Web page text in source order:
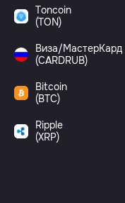
Toncoin
(TON)
Виза/МастерКард
(CARDRUB)
Bitcoin
(BTC)
Ripple
(XRP)